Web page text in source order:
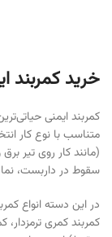
خرید کمربند
کمربند ایمنی
متناسب با نوع کار
(مانند کار روی تیر
سقوط در داربست،
در این دسته انواع
کمربند کمری